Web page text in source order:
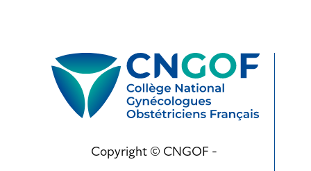
Copyright © CNGOF -